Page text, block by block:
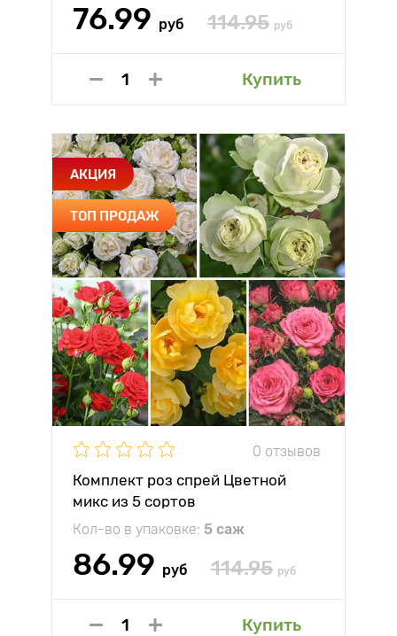
76.99 руб 114.95 руб
Купить
АКЦИЯ
ТОП ПРОДАЖ
0 отзывов
Комплект роз спрей Цветной
микс из 5 сортов
Кол-во в упаковке: 5 саж
86.99 руб 114.95 руб
Купить